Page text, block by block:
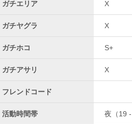
ガチエリア X
ガチヤグラ X
ガチホコ S+
ガチアサリ X
フレンドコード
活動時間帯 夜（19 -